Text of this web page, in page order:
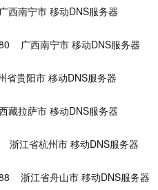
南宁市 移动DNS服务器
广西南宁市 移动DNS服务器
贵阳市 移动DNS服务器
拉萨市 移动DNS服务器
江省杭州市 移动DNS服务器
浙江省舟山市 移动DNS服务器